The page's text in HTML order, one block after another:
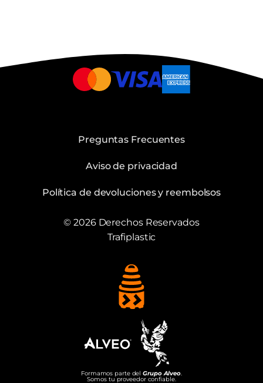
Preguntas Frecuentes
Aviso de privacidad
Política de devoluciones y reembolsos
© 2026 Derechos Reservados
Trafiplastic
Formamos parte delGrupo Alveo.
Somos tu proveedor confiable.